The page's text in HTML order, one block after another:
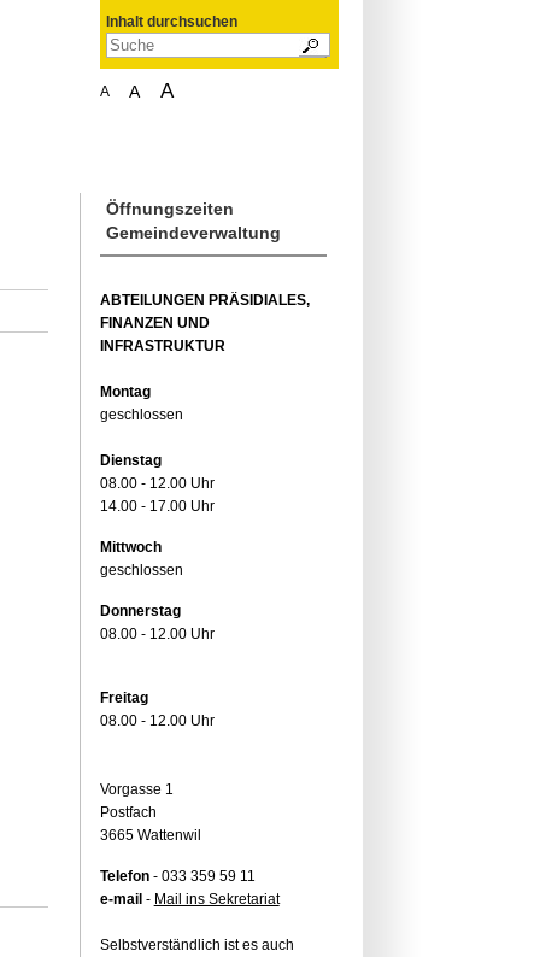
Inhalt durchsuchen
A A A
Öffnungszeiten
Gemeindeverwaltung
ABTEILUNGEN PRÄSIDIALES,
FINANZEN UND
INFRASTRUKTUR
Montag
geschlossen
Dienstag
08.00 - 12.00 Uhr
14.00 - 17.00 Uhr
Mittwoch
geschlossen
Donnerstag
08.00 - 12.00 Uhr
Freitag
08.00 - 12.00 Uhr
Vorgasse 1
Postfach
3665 Wattenwil
Telefon- 033 359 59 11
e-mail - Mail ins Sekretariat
Selbstverständlich ist es auch